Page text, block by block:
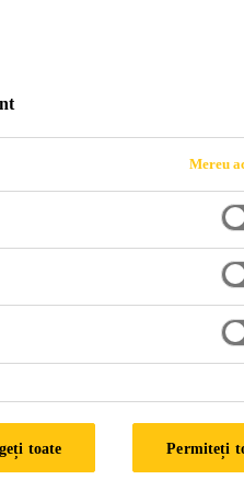
evacuarea apelor
FIȘĂ TEHNICĂ
Mereu
toate Permiteți